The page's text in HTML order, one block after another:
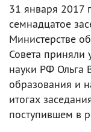
31 января 2017
семнадцатое
Министерстве
Совета приняли
науки РФ Ольга
образования и
итогах
поступившем в